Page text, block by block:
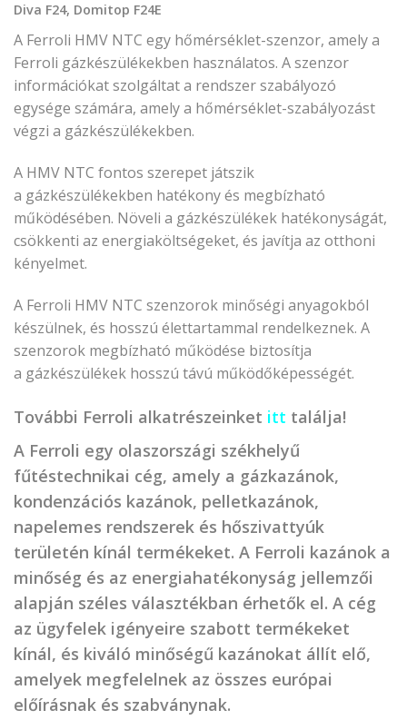
Diva F24, Domitop F24E
A Ferroli HMV NTC egy hőmérséklet-szenzor, amely a
Ferroli gázkészülékekben használatos. A szenzor
információkat szolgáltat a rendszer szabályozó
egysége számára, amely a hőmérséklet-szabályozást
végzi a gázkészülékekben.
A HMV NTC fontos szerepet játszik
a gázkészülékekben hatékony és megbízható
működésében. Növeli a gázkészülékek hatékonyságát,
csökkenti az energiaköltségeket, és javítja az otthoni
kényelmet.
A Ferroli HMV NTC szenzorok minőségi anyagokból
készülnek, és hosszú élettartammal rendelkeznek. A
szenzorok megbízható működése biztosítja
a gázkészülékek hosszú távú működőképességét.
További Ferroli alkatrészeinket itt találja!
A Ferroli egy olaszországi székhelyű
fűtéstechnikai cég, amely a gázkazánok,
kondenzációs kazánok, pelletkazánok,
napelemes rendszerek és hőszivattyúk
területén kínál termékeket. A Ferroli kazánok a
minőség és az energiahatékonyság jellemzői
alapján széles választékban érhetők el. A cég
az ügyfelek igényeire szabott termékeket
kínál, és kiváló minőségű kazánokat állít elő,
amelyek megfelelnek az összes európai
előírásnak és szabványnak.